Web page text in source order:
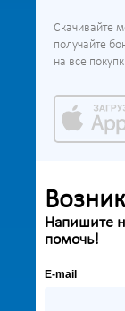
Скачивайте
получайте
на все
Напишите
помочь!
E-mail